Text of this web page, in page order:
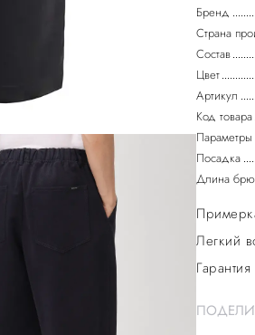
Бренд
Страна
Состав
Цвет
Артикул
Код товара
Посадка
Длина
Легкий